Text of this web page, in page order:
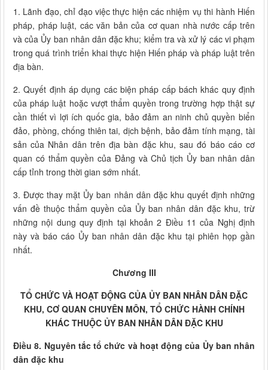
1. Lãnh đạo, chỉ đạo việc thực hiện các nhiệm vụ thi hành Hiến
pháp, pháp luật, các văn bản của cơ quan nhà nước cấp trên
và của Ủy ban nhân dân đặc khu; kiểm tra và xử lý các vi phạm
trong quá trình triển khai thực hiện Hiến pháp và pháp luật trên
địa bàn.
2. Quyết định áp dụng các biện pháp cấp bách khác quy định
của pháp luật hoặc vượt thẩm quyền trong trường hợp thật sự
cần thiết vì lợi ích quốc gia, bảo đảm an ninh chủ quyền biển
đảo, phòng, chống thiên tai, dịch bệnh, bảo đảm tính mạng, tài
sản của Nhân dân trên địa bàn đặc khu, sau đó báo cáo cơ
quan có thẩm quyền của Đảng và Chủ tịch Ủy ban nhân dân
cấp tỉnh trong thời gian sớm nhất.
3. Được thay mặt Ủy ban nhân dân đặc khu quyết định những
vấn đề thuộc thẩm quyền của Ủy ban nhân dân đặc khu, trừ
những nội dung quy định tại khoản 2 Điều 11 của Nghị định
này và báo cáo Ủy ban nhân dân đặc khu tại phiên họp gần
nhất.
Chương III
TỔ CHỨC VÀ HOẠT ĐỘNG CỦA ỦY BAN NHÂN DÂN ĐẶC
KHU, CƠ QUAN CHUYÊN MÔN, TỔ CHỨC HÀNH CHÍNH
KHÁC THUỘC ỦY BAN NHÂN DÂN ĐẶC KHU
Điều 8. Nguyên tắc tổ chức và hoạt động của Ủy ban nhân
dân đặc khu